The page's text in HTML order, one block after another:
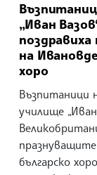
„Иван
на
хоро
Възпитаници
училище
българско